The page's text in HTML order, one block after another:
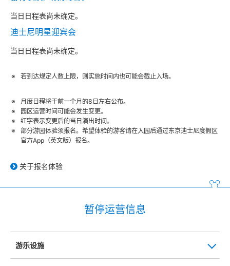
当日日程表尚未确定。
迪士尼明星迎宾会
当日日程表尚未确定。
若到达规定人数上限，则实施时间内也可能会截止入场。
月度日程将于前一个月的8日左右公布。
园区运营时间可能会发生变更。
红字表示变更后的当日演出时间。
部分游园体验须报名。希望体验的游客请在入园后通过东京迪士尼度假区
官方App（英文版）报名。
关于报名体验
暂停运营信息
游乐设施